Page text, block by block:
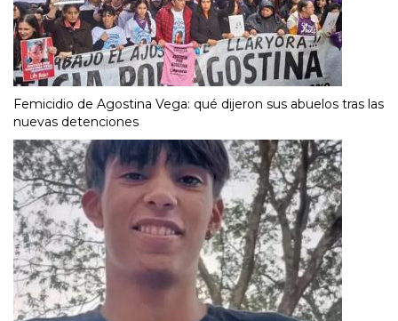
Femicidio de Agostina Vega: qué dijeron sus abuelos tras las
nuevas detenciones